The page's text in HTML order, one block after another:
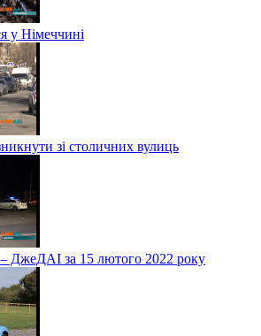
у Німеччині
зі столичних вулиць
ДжеДАІ за 15 лютого 2022 року